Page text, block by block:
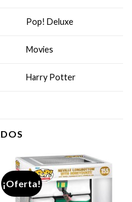
Pop! Deluxe
Movies
Harry Potter
¡Oferta!